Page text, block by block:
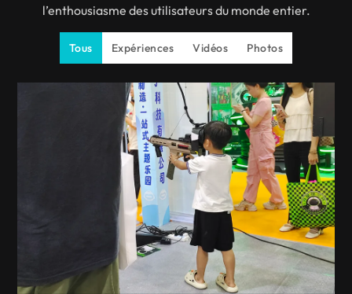
l’enthousiasme des utilisateurs du monde entier.
Tous Expériences Vidéos Photos